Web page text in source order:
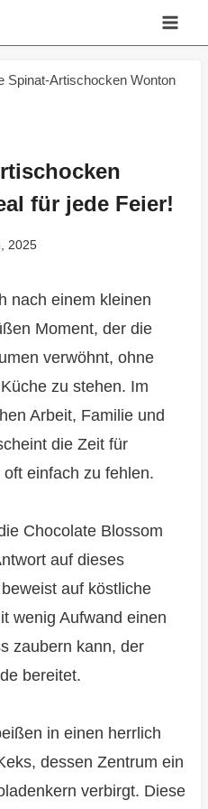
Spinat-Artischocken Wonton
für jede Feier!
2025
nach einem kleinen
Moment, der die
verwöhnt, ohne
zu stehen. Im
Arbeit, Familie und
die Zeit für
einfach zu fehlen.
Chocolate Blossom
auf dieses
auf köstliche
wenig Aufwand einen
zaubern kann, der
bereitet.
in einen herrlich
dessen Zentrum ein
verbirgt. Diese